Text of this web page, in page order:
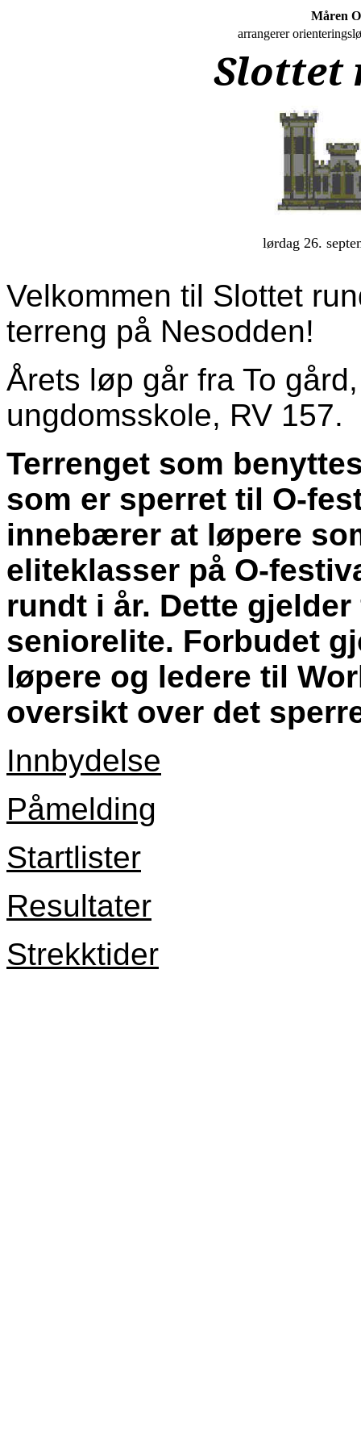
Måren
arrangerer
Slottet
lørdag 26.
Velkommen til Slottet
terreng på Nesodden!
Årets løp går fra To
ungdomsskole, RV 157.
Terrenget som
som er sperret til O-
innebærer at løpere
eliteklasser på O-
rundt i år. Dette
seniorelite. Forbudet
løpere og ledere til
oversikt over det
Innbydelse
Påmelding
Startlister
Resultater
Strekktider